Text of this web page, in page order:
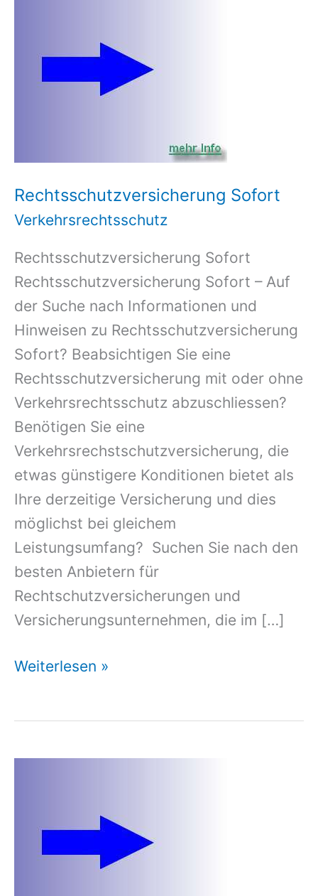
Rechtsschutzversicherung Sofort
Verkehrsrechtsschutz
Rechtsschutzversicherung Sofort
Rechtsschutzversicherung Sofort – Auf
der Suche nach Informationen und
Hinweisen zu Rechtsschutzversicherung
Sofort? Beabsichtigen Sie eine
Rechtsschutzversicherung mit oder ohne
Verkehrsrechtsschutz abzuschliessen?
Benötigen Sie eine
Verkehrsrechstschutzversicherung, die
etwas günstigere Konditionen bietet als
Ihre derzeitige Versicherung und dies
möglichst bei gleichem
Leistungsumfang? Suchen Sie nach den
besten Anbietern für
Rechtschutzversicherungen und
Versicherungsunternehmen, die im […]
Rechtsschutzversicherung
Weiterlesen »